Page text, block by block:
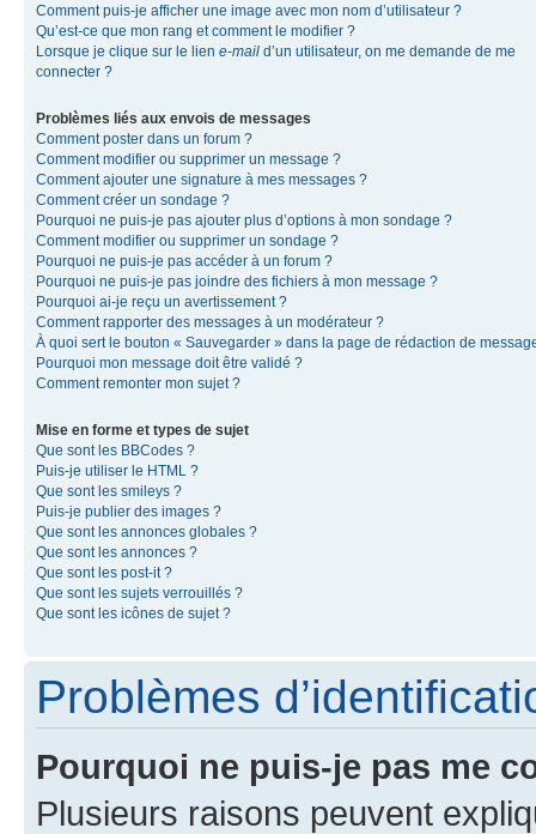
Comment puis-je afficher une image avec mon nom d’utilisateur ?
Qu’est-ce que mon rang et comment le modifier ?
Lorsque je clique sur le lien e-mail d’un utilisateur, on me demande de me
connecter ?
Problèmes liés aux envois de messages
Comment poster dans un forum ?
Comment modifier ou supprimer un message ?
Comment ajouter une signature à mes messages ?
Comment créer un sondage ?
Pourquoi ne puis-je pas ajouter plus d’options à mon sondage ?
Comment modifier ou supprimer un sondage ?
Pourquoi ne puis-je pas accéder à un forum ?
Pourquoi ne puis-je pas joindre des fichiers à mon message ?
Pourquoi ai-je reçu un avertissement ?
Comment rapporter des messages à un modérateur ?
À quoi sert le bouton « Sauvegarder » dans la page de rédaction de
Pourquoi mon message doit être validé ?
Comment remonter mon sujet ?
Mise en forme et types de sujet
Que sont les BBCodes ?
Puis-je utiliser le HTML ?
Que sont les smileys ?
Puis-je publier des images ?
Que sont les annonces globales ?
Que sont les annonces ?
Que sont les post-it ?
Que sont les sujets verrouillés ?
Que sont les icônes de sujet ?
Problèmes
Pourquoi ne puis-je pas me
Plusieurs raisons peuvent